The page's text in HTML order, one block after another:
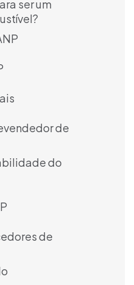
ser um
de
do
de